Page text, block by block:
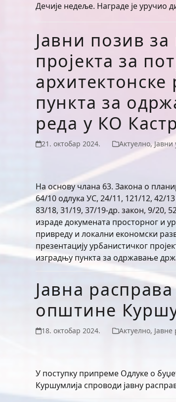
Дечије недеље. Награде је уручио
Јавни позив
пројекта за
пункта за
реда у КО
21. октобар 2024. Актуелно, Јавни
На основу члана 63. Закона о
64/10 одлука УС, 24/11, 121/12, 42/
83/18, 31/19, 37/19-др. закон, 9/20,
израде докумената просторног и
привреду и локални економски
презентацију урбанистичког
изградњу пункта за одржавање
Јавна
општине
18. октобар 2024. Актуелно,
У поступку припреме Одлуке о
Куршумлија спроводи јавну